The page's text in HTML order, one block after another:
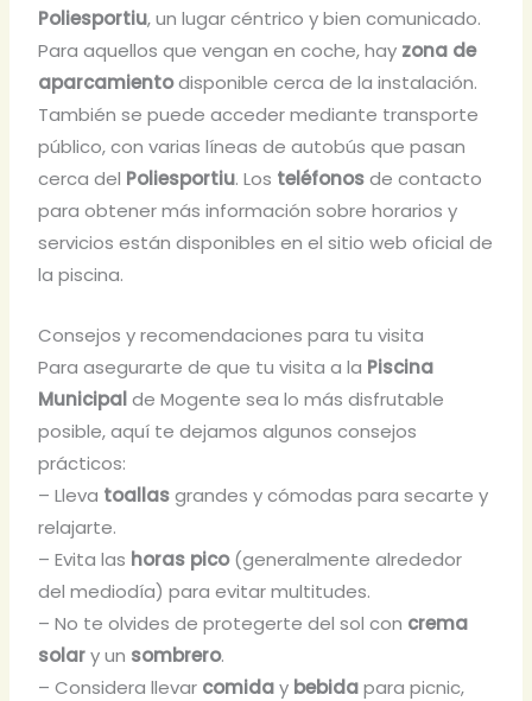
Poliesportiu, un lugar céntrico y bien comunicado.
Para aquellos que vengan en coche, hay zona de
aparcamientodisponible cerca de la instalación.
También se puede acceder mediante transporte
público, con varias líneas de autobús que pasan
cerca del Poliesportiu. Los teléfonosde contacto
para obtener más información sobre horarios y
servicios están disponibles en el sitio web oficial de
la piscina.
Consejos y recomendaciones para tu visita
Para asegurarte de que tu visita a la Piscina
Municipalde Mogente sea lo más disfrutable
posible, aquí te dejamos algunos consejos
prácticos:
– Lleva toallasgrandes y cómodas para secarte y
relajarte.
– Evita las horas pico(generalmente alrededor
del mediodía) para evitar multitudes.
– No te olvides de protegerte del sol con crema
solary un sombrero.
– Considera llevar comiday bebidapara picnic,